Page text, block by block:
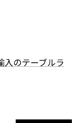
入のテーブルラ